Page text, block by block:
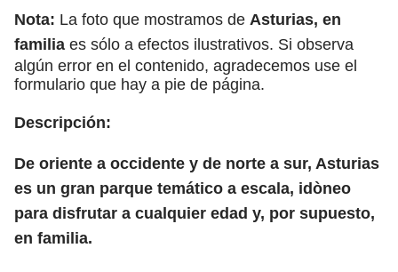
Nota: La foto que mostramos de Asturias, en
familia es sólo a efectos ilustrativos. Si observa
algún error en el contenido, agradecemos use el
formulario que hay a pie de página.
Descripción:
De oriente a occidente y de norte a sur, Asturias
es un gran parque temático a escala, idòneo
para disfrutar a cualquier edad y, por supuesto,
en familia.